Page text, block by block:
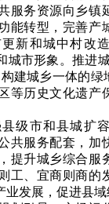
服务资源向乡镇
能转型，完善产
新和城中村改
城市形象。推进
建城乡一体的
等历史文化遗产
级市和县城扩
共服务配套，加
提升城乡综合服
工、宜商则商的
发展，促进县域